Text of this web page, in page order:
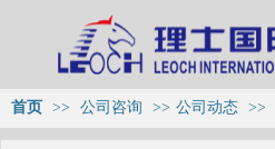
首页 >> 公司咨询 >> 公司动态 >>